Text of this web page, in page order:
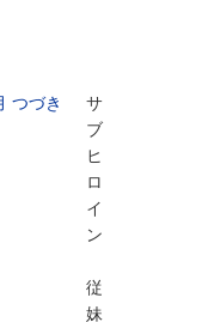
サ
ブ
ヒ
ロ
イ
ン
従
妹